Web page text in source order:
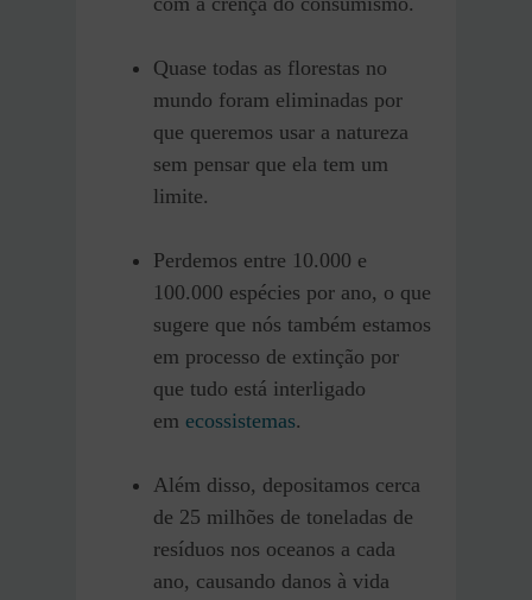
Quase todas as florestas no
mundo foram eliminadas por
que queremos usar a natureza
sem pensar que ela tem um
limite.
Perdemos entre 10.000 e
100.000 espécies por ano, o que
sugere que nós também estamos
em processo de extinção por
que tudo está interligado
em ecossistemas.
Além disso, depositamos cerca
de 25 milhões de toneladas de
resíduos nos oceanos a cada
ano, causando danos à vida